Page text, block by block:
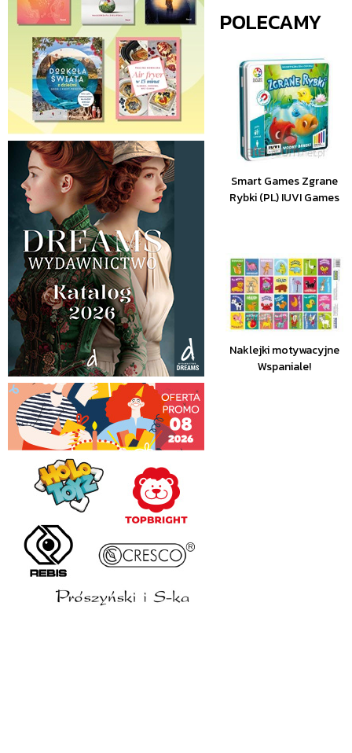
POLECAMY
Smart Games Zgrane
Rybki (PL) IUVI Games
Naklejki motywacyjne
Wspaniale!